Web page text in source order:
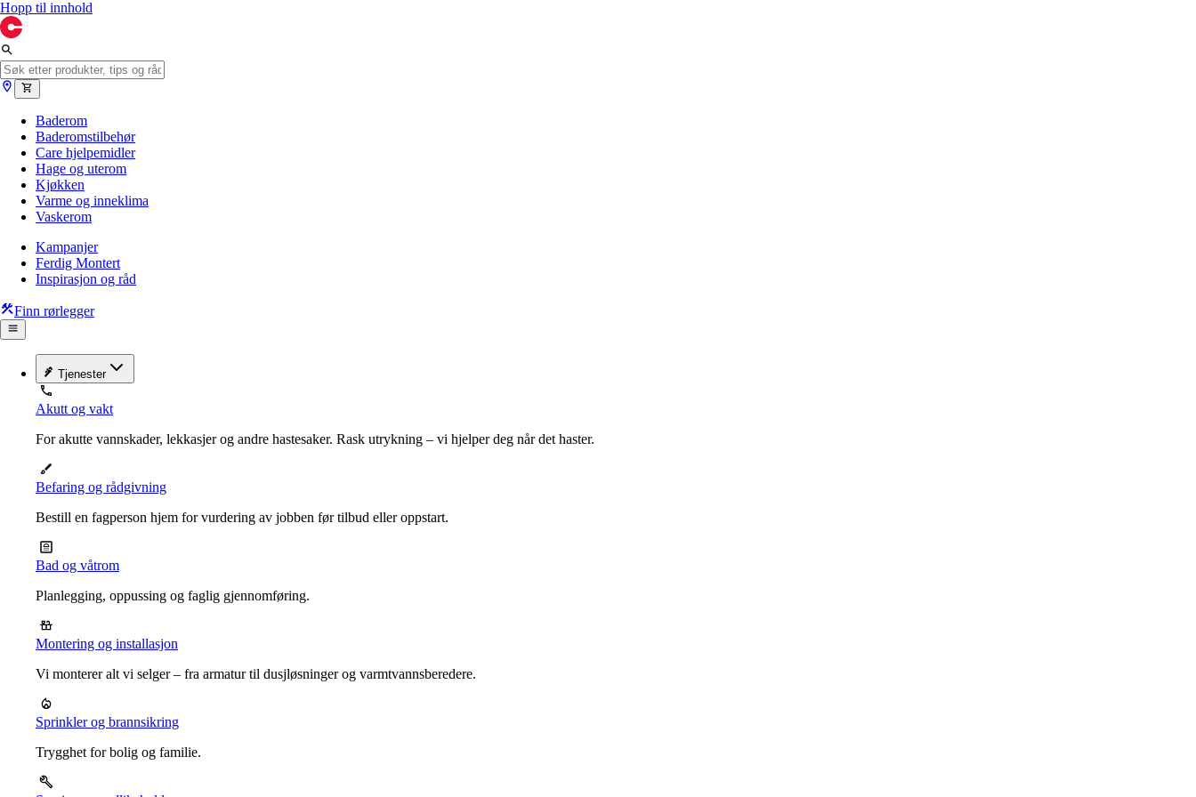
Hopp til innhold
Baderom
Baderomstilbehør
Care hjelpemidler
Hage og uterom
Kjøkken
Varme og inneklima
Vaskerom
Kampanjer
Ferdig Montert
Inspirasjon og råd
Finn rørlegger
Tjenester
Akutt og vakt
For akutte vannskader, lekkasjer og andre hastesaker. Rask utrykning – vi hjelper deg når det haster.
Befaring og rådgivning
Bestill en fagperson hjem for vurdering av jobben før tilbud eller oppstart.
Bad og våtrom
Planlegging, oppussing og faglig gjennomføring.
Montering og installasjon
Vi monterer alt vi selger – fra armatur til dusjløsninger og varmtvannsberedere.
Sprinkler og brannsikring
Trygghet for bolig og familie.